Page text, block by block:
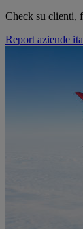
Check su clienti,
Report aziende